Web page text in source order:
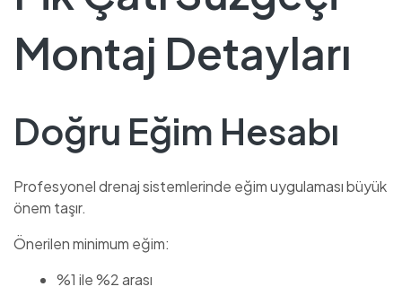
Montaj Detayları
Doğru Eğim Hesabı
Profesyonel drenaj sistemlerinde eğim uygulaması büyük
önem taşır.
Önerilen minimum eğim:
%1 ile %2 arası